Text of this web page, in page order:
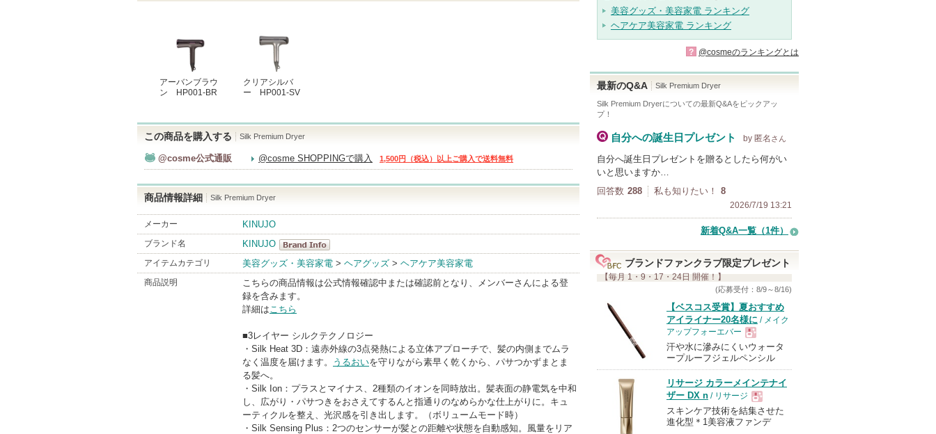
アーバンブラウ
ン HP001-BR
クリアシルバ
ー HP001-SV
この商品を購入する Silk Premium Dryer
@cosme公式通販 @cosme SHOPPINGで購入 1,500円（税込）以上ご購入で送料無料
商品情報詳細 Silk Premium Dryer
メーカー KINUJO
ブランド名
KINUJO
KINUJO
BrandInfo
アイテムカテゴリ 美容グッズ・美容家電 > ヘアグッズ > ヘアケア美容家電
商品説明
こちらの商品情報は公式情報確認中または確認前となり、メンバーさんによる登
録を含みます。
詳細はこちら
■3レイヤー シルクテクノロジー
・Silk Heat 3D：遠赤外線の3点発熱による立体アプローチで、髪の内側までムラ
なく温度を届けます。
うるおいを守りながら素早く乾くから、パサつかずまとま
る髪へ。
・Silk Ion：プラスとマイナス、2種類のイオンを同時放出。髪表面の静電気を中和
し、広がり・パサつきをおさえてするんと指通りのなめらかな仕上がりに。キュ
ーティクルを整え、光沢感を引き出します。（ボリュームモード時）
・Silk Sensing Plus：2つのセンサーが髪との距離や状態を自動感知。風量をリア
美容グッズ・美容家電 ランキング
ヘアケア美容家電 ランキング
? @cosmeのランキングとは
最新のQ&A Silk Premium Dryer
Silk Premium Dryerについての最新Q&Aをピックアッ
プ！
自分への誕生日プレゼント by 匿名 さん
自分へ誕生日プレゼントを贈るとしたら何がい
いと思いますか…
回答数 288 私も知りたい！ 8
2026/7/19 13:21
新着Q&A一覧（1件）
ブランドファンクラブ限定プレゼント
【毎月 1・9・17・24日 開催！】
(応募受付：8/9～8/16)
【ベスコス受賞】夏おすすめ
アイライナー20名様に / メイク
アップフォーエバー
現
品
汗や水に滲みにくいウォータ
ープルーフジェルペンシル
リサージ カラーメインテナイ
ザー DX n / リサージ
現
スキンケア技術を結集させた
進化型＊1美容液ファンデ